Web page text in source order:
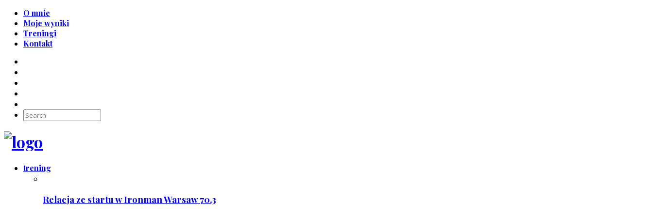
O mnie
Moje wyniki
Treningi
Kontakt
trening
Relacja ze startu w Ironman Warsaw 70.3